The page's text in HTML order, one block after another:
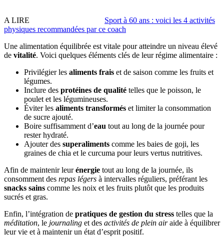
A LIRE
Sport à 60 ans : voici les 4 activités
physiques recommandées par ce coach
Une alimentation équilibrée est vitale pour atteindre un niveau élevé
de vitalité. Voici quelques éléments clés de leur régime alimentaire :
Privilégier les aliments frais et de saison comme les fruits et
légumes.
Inclure des protéines de qualité telles que le poisson, le
poulet et les légumineuses.
Éviter les aliments transformés et limiter la consommation
de sucre ajouté.
Boire suffisamment d’eau tout au long de la journée pour
rester hydraté.
Ajouter des superaliments comme les baies de goji, les
graines de chia et le curcuma pour leurs vertus nutritives.
Afin de maintenir leurénergie tout au long de la journée, ils
consomment des repas légers à intervalles réguliers, préférant les
snacks sains comme les noix et les fruits plutôt que les produits
sucrés et gras.
Enfin, l’intégration de pratiques de gestion du stress telles que la
méditation, le journaling et des activités de plein airaide à équilibrer
leur vie et à maintenir un état d’esprit positif.